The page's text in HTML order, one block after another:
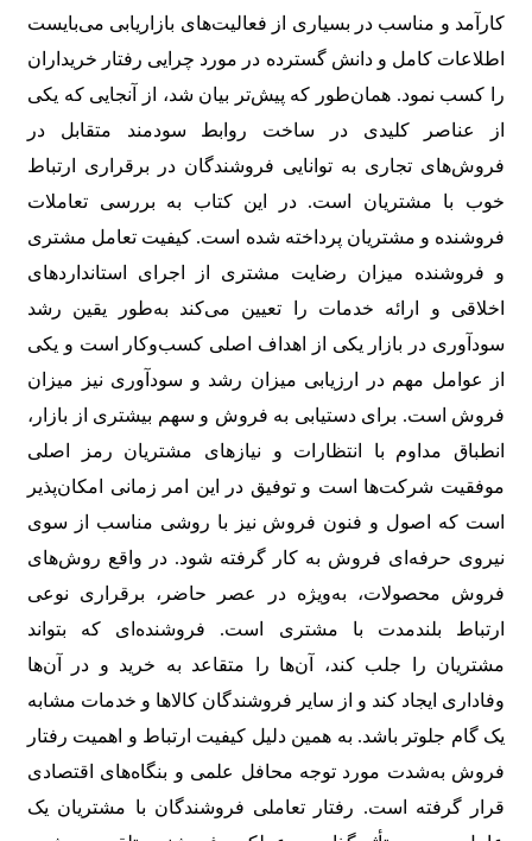
کارآمد و مناسب در بسیاری از فعالیت‌های بازاریابی می‌بایست
اطلاعات کامل و دانش گسترده در مورد چرایی رفتار خریداران
را کسب نمود. همان‌طور که پیش‌تر بیان شد، از آنجایی‌ که یکی
از عناصر کلیدی در ساخت روابط سودمند متقابل در
فروش‌های تجاری به توانایی فروشندگان در برقراری ارتباط
خوب با مشتریان است. در این کتاب به بررسی تعاملات
فروشنده و مشتریان پرداخته‌ شده است. کیفیت تعامل مشتری
و فروشنده میزان رضایت مشتری از اجرای استانداردهای
اخلاقی و ارائه خدمات را تعیین می‌کند به‌طور یقین رشد
سودآوری در بازار یکی از اهداف اصلی کسب‌وکار است و یکی
از عوامل مهم در ارزیابی میزان رشد و سودآوری نیز میزان
فروش است. برای دستیابی به فروش و سهم بیشتری از بازار،
انطباق مداوم با انتظارات و نیازهای مشتریان رمز اصلی
موفقیت شرکت‌ها است و توفیق در این امر زمانی امکان‌پذیر
است که اصول و فنون فروش نیز با روشی مناسب از سوی
نیروی حرفه‌ای فروش به کار گرفته شود. در واقع روش‌های
فروش محصولات، به‌ویژه در عصر حاضر، برقراری نوعی
ارتباط بلندمدت با مشتری است. فروشنده‌ای که بتواند
مشتریان را جلب کند، آن‌ها را متقاعد به خرید و در آن‌ها
وفاداری ایجاد کند و از سایر فروشندگان کالاها و خدمات مشابه
یک گام جلوتر باشد. به همین دلیل کیفیت ارتباط و اهمیت رفتار
فروش به‌شدت مورد توجه محافل علمی و بنگاه‌های اقتصادی
قرار گرفته است. رفتار تعاملی فروشندگان با مشتریان یک